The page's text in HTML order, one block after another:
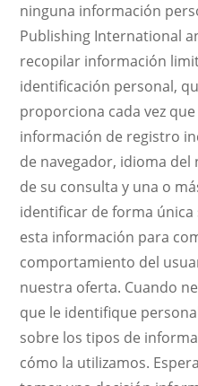
ninguna información
Publishing International
recopilar información
identificación personal,
proporciona cada vez
información de registro
de navegador, idioma del
de su consulta y una o
identificar de forma
esta información para
comportamiento del
nuestra oferta. Cuando
que le identifique
sobre los tipos de
cómo la utilizamos.